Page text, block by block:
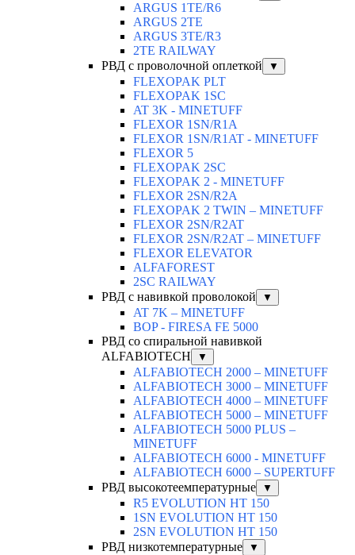
ARGUS 1TE/R6
ARGUS 2TЕ
ARGUS 3TE/R3
2TE RAILWAY
РВД с проволочной оплеткой
▼
FLEXOPAK PLT
FLEXOPAK 1SС
AT 3K - MINETUFF
FLEXOR 1SN/R1A
FLEXOR 1SN/R1AT - MINETUFF
FLEXOR 5
FLEXOPAK 2SС
FLEXOPAK 2 - MINETUFF
FLEXOR 2SN/R2A
FLEXOPAK 2 TWIN – MINETUFF
FLEXOR 2SN/R2AT
FLEXOR 2SN/R2AT – MINETUFF
FLEXOR ELEVATOR
ALFAFOREST
2SC RAILWAY
РВД с навивкой проволокой
▼
AT 7K – MINETUFF
BOP - FIRESA FE 5000
РВД со спиральной навивкой
ALFABIOTECH
▼
ALFABIOTECH 2000 – MINETUFF
ALFABIOTECH 3000 – MINETUFF
ALFABIOTECH 4000 – MINETUFF
ALFABIOTECH 5000 – MINETUFF
ALFABIOTECH 5000 PLUS –
MINETUFF
ALFABIOTECH 6000 - MINETUFF
ALFABIOTECH 6000 – SUPERTUFF
РВД высокотеемпературные
▼
R5 EVOLUTION HT 150
1SN EVOLUTION HT 150
2SN EVOLUTION HT 150
РВД низкотемпературные
▼